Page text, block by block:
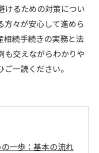
けるための対策につい
方々が安心して進めら
相続手続きの実務と法
も交えながらわかりや
一読ください。
一歩：基本の流れ